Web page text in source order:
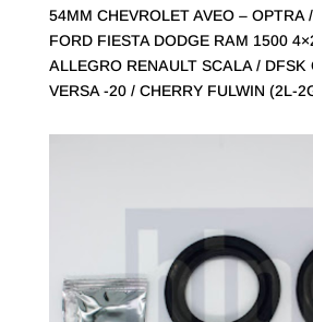
54MM CHEVROLET AVEO – OPTRA
FORD FIESTA DODGE RAM 1500
ALLEGRO RENAULT SCALA / DFSK
VERSA -20 / CHERRY FULWIN (2L-